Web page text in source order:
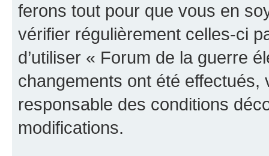
ferons tout pour que vous en
vérifier régulièrement celles-ci
d’utiliser « Forum de la guerre
changements ont été effectués,
responsable des conditions
modifications.